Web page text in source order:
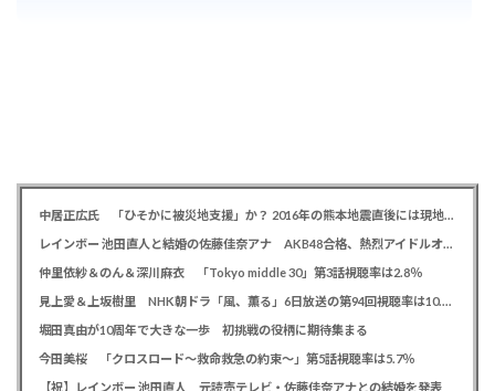
中居正広氏 「ひそかに被災地支援」か？ 2016年の熊本地震直後には現地で炊き出し 親友・松本人志の闘病に心を痛め、頻繁に連絡も
レインボー 池田直人と結婚の佐藤佳奈アナ AKB48合格、熱烈アイドルオタク「さかなちゃん」として人気に、7月末に読売テレビ退社
仲里依紗＆のん＆深川麻衣 「Tokyo middle 30」第3話視聴率は2.8％
見上愛＆上坂樹里 NHK朝ドラ「風、薫る」6日放送の第94回視聴率は10.4％
堀田真由が10周年で大きな一歩 初挑戦の役柄に期待集まる
今田美桜 「クロスロード～救命救急の約束～」第5話視聴率は5.7％
【祝】レインボー 池田直人 元読売テレビ・佐藤佳奈アナとの結婚を発表